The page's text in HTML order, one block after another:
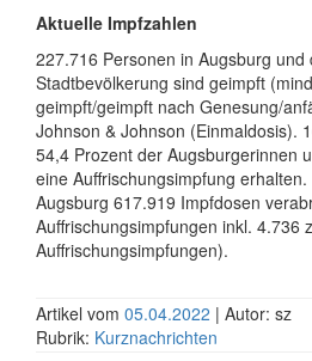
Aktuelle Impfzahlen
227.716 Personen in Augsburg
Stadtbevölkerung sind geimpft
geimpft/geimpft nach Genesung/
Johnson & Johnson (Einmaldosis).
54,4 Prozent der Augsburgerinnen
eine Auffrischungsimpfung
Augsburg 617.919 Impfdosen
Auffrischungsimpfungen inkl. 4.736
Auffrischungsimpfungen).
Artikel vom 05.04.2022 | Autor: sz
Rubrik: Kurznachrichten